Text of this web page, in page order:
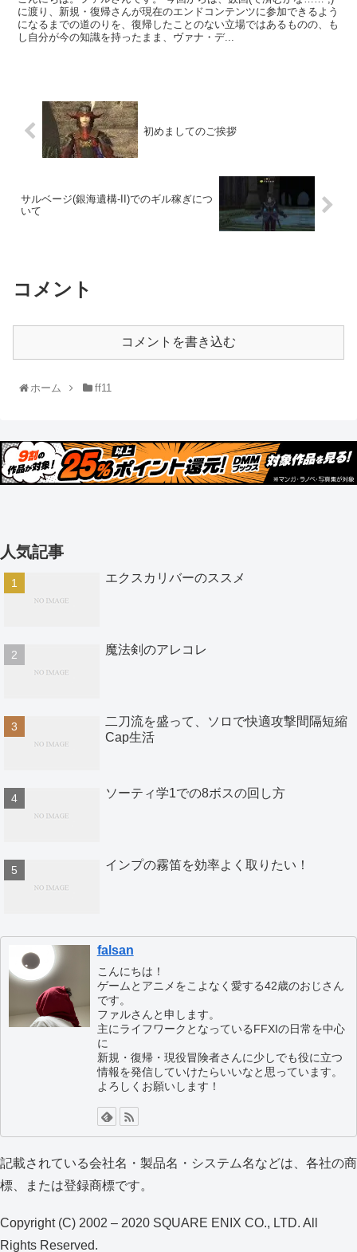
に渡り、新規・復帰さんが現在のエンドコンテンツに参加できるよう
になるまでの道のりを、復帰したことのない立場ではあるものの、も
し自分が今の知識を持ったまま、ヴァナ・デ...
初めましてのご挨拶
サルベージ(銀海遺構-II)でのギル稼ぎにつ
いて
コメント
コメントを書き込む
ホーム ff11
人気記事
エクスカリバーのススメ
魔法剣のアレコレ
二刀流を盛って、ソロで快適攻撃間隔短縮
Cap生活
ソーティ学1での8ボスの回し方
インプの霧笛を効率よく取りたい！
falsan
こんにちは！
ゲームとアニメをこよなく愛する42歳のおじさん
です。
ファルさんと申します。
主にライフワークとなっているFFXIの日常を中心
に
新規・復帰・現役冒険者さんに少しでも役に立つ
情報を発信していけたらいいなと思っています。
よろしくお願いします！
記載されている会社名・製品名・システム名などは、各社の商
標、または登録商標です。
Copyright (C) 2002 – 2020 SQUARE ENIX CO., LTD. All
Rights Reserved.